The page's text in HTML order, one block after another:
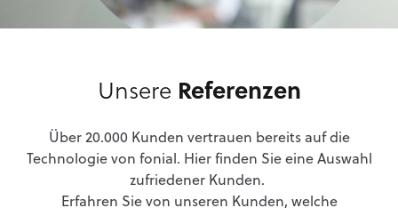
Unsere Referenzen
Über 20.000 Kunden vertrauen bereits auf die
Technologie von fonial. Hier finden Sie eine Auswahl
zufriedener Kunden.
Erfahren Sie von unseren Kunden, welche